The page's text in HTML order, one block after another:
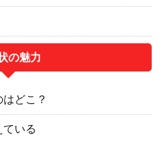
の魅力
どこ？
いる